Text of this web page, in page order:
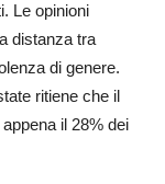
Le opinioni
distanza tra
di genere.
ritiene che il
il 28% dei